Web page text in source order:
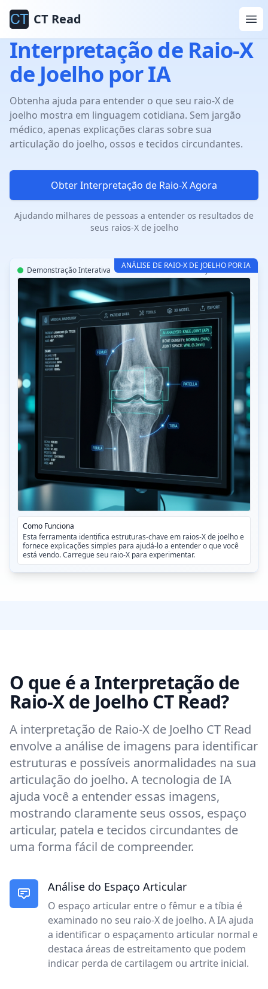
CT Read
Interpretação de Raio-X
de Joelho por IA
Obtenha ajuda para entender o que seu raio-X de
joelho mostra em linguagem cotidiana. Sem jargão
médico, apenas explicações claras sobre sua
articulação do joelho, ossos e tecidos circundantes.
Obter Interpretação de Raio-X Agora
Ajudando milhares de pessoas a entender os resultados de
seus raios-X de joelho
ANÁLISE DE RAIO-X DE JOELHO POR IA
Demonstração Interativa CT-Read Joelho IA v3.2
Como Funciona
Esta ferramenta identifica estruturas-chave em raios-X de joelho e
fornece explicações simples para ajudá-lo a entender o que você
está vendo. Carregue seu raio-X para experimentar.
O que é a Interpretação de
Raio-X de Joelho CT Read?
A interpretação de Raio-X de Joelho CT Read
envolve a análise de imagens para identificar
estruturas e possíveis anormalidades na sua
articulação do joelho. A tecnologia de IA
ajuda você a entender essas imagens,
mostrando claramente seus ossos, espaço
articular, patela e tecidos circundantes de
uma forma fácil de compreender.
Análise do Espaço Articular
O espaço articular entre o fêmur e a tíbia é
examinado no seu raio-X de joelho. A IA ajuda
a identificar o espaçamento articular normal e
destaca áreas de estreitamento que podem
indicar perda de cartilagem ou artrite inicial.